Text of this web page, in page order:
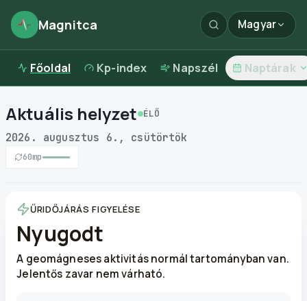
Magnitca Magyar
Főoldal Kp-index Napszél Naptárak
Magnitca Magyarország — mágneses viharok valós
Aktuális helyzet ÉLŐ
2026. augusztus 6., csütörtök
60mp
ŰRIDŐJÁRÁS FIGYELÉSE
Nyugodt
A geomágneses aktivitás normál tartományban van.
Jelentős zavar nem várható.